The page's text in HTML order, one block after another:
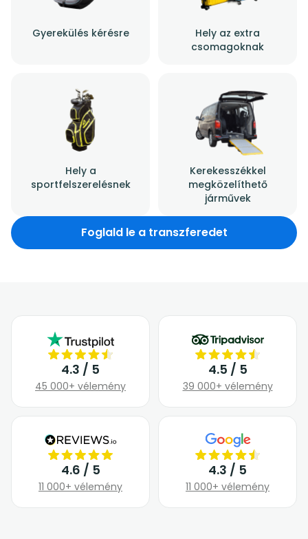
Gyerekülés kérésre
Hely az extra
csomagoknak
Hely a
sportfelszerelésnek
Kerekesszékkel
megközelíthető
járművek
Foglald le a transzferedet
4.3 / 5
45 000+ vélemény
4.5 / 5
39 000+ vélemény
4.6 / 5
11 000+ vélemény
4.3 / 5
11 000+ vélemény